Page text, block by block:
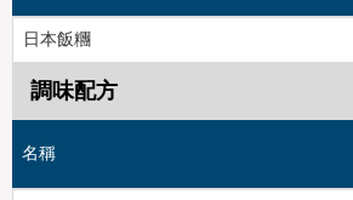
日本飯糰
調味配方
名稱